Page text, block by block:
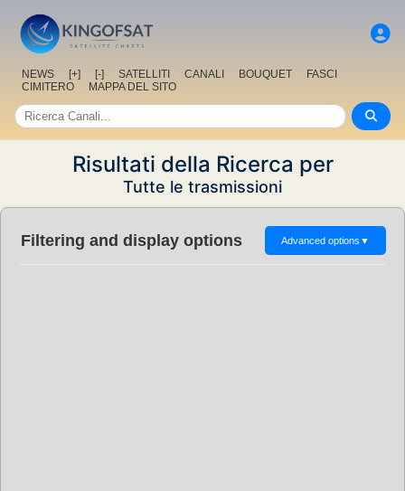
NEWS [+] [-] SATELLITI CANALI BOUQUET
FASCI
CIMITERO
MAPPA DEL SITO
Risultati della Ricerca per
Tutte le trasmissioni
Filtering and display options Advanced options ▼